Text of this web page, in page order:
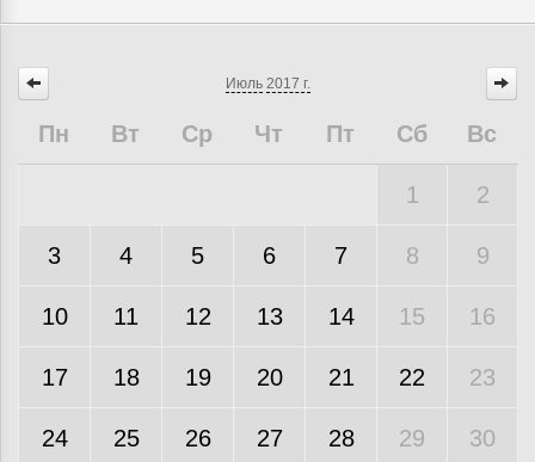
Июль 2017 г.
Пн Вт Ср Чт Пт Сб Вс
1 2
3 4 5 6 7 8 9
10 11 12 13 14 15 16
17 18 19 20 21 22 23
24 25 26 27 28 29 30